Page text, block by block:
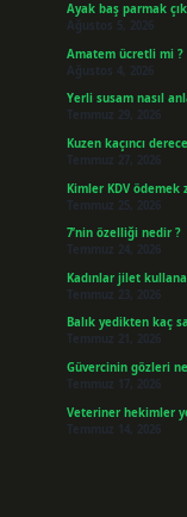
Ayak baş parmak
Ağustos 5, 2026
Amatem ücretli mi ?
Ağustos 4, 2026
Yerli susam nasıl
Temmuz 29, 2026
Kuzen kaçıncı
Temmuz 27, 2026
Kimler KDV ödemek
Temmuz 25, 2026
7’nin özelliği nedir ?
Temmuz 24, 2026
Kadınlar jilet
Temmuz 23, 2026
Balık yedikten kaç
Temmuz 21, 2026
Güvercinin gözleri
Temmuz 17, 2026
Veteriner hekimler
Temmuz 14, 2026